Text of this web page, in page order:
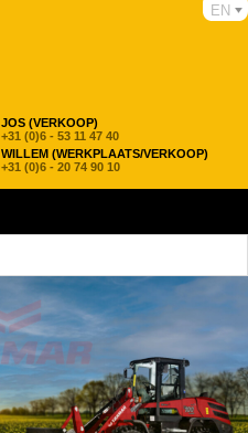
JOS (VERKOOP)
+31 (0)6 - 53 11 47 40
WILLEM (WERKPLAATS/VERKOOP)
+31 (0)6 - 20 74 90 10
EN